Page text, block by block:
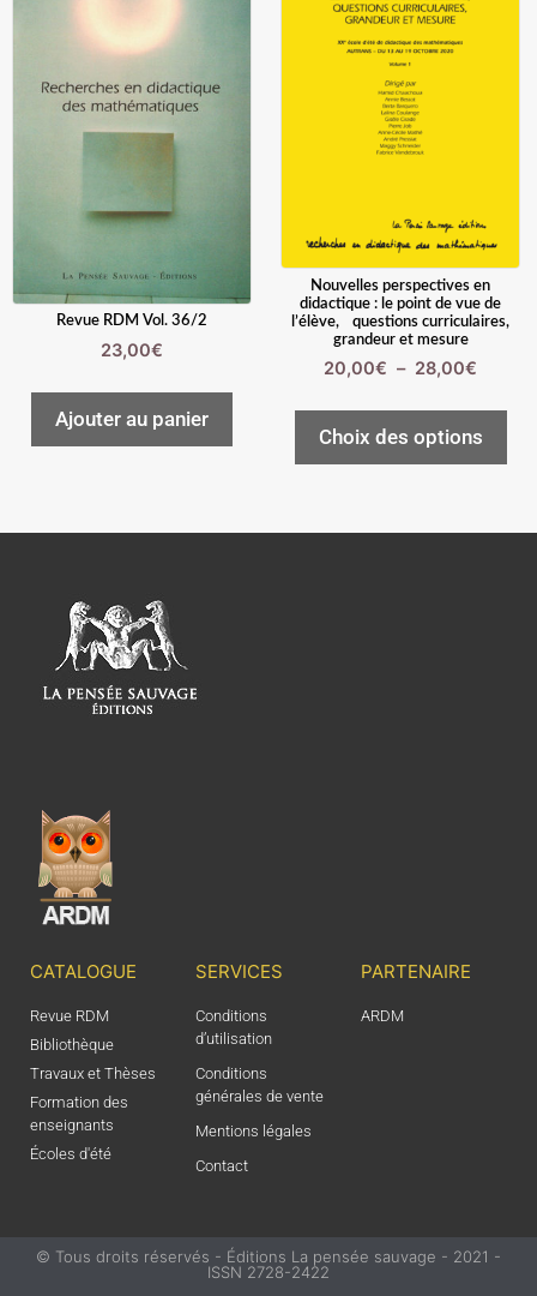
Revue RDM Vol. 36/2
23,00€
Ajouter au panier
Nouvelles perspectives en
didactique : le point de vue de
l’élève, questions curriculaires,
grandeur et mesure
20,00€ – 28,00€
Choix des options
CATALOGUE
Revue RDM
Bibliothèque
Travaux et Thèses
Formation des
enseignants
Écoles d'été
SERVICES
Conditions
d’utilisation
Conditions
générales de vente
Mentions légales
Contact
PARTENAIRE
ARDM
© Tous droits réservés - Éditions La pensée sauvage - 2021 -
ISSN 2728-2422